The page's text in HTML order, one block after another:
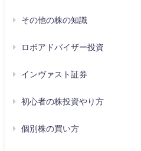
その他の株の知識
ロボアドバイザー投資
インヴァスト証券
初心者の株投資やり方
個別株の買い方